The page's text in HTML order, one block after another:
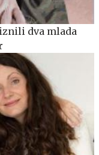
dva mlada